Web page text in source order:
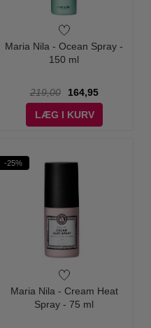
Maria Nila - Ocean Spray -
150 ml
219,00
164,95
LÆG I KURV
-25%
Maria Nila - Cream Heat
Spray - 75 ml